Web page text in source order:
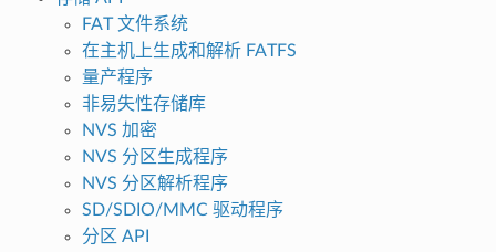
FAT 文件系统
在主机上生成和解析 FATFS
量产程序
非易失性存储库
NVS 加密
NVS 分区生成程序
NVS 分区解析程序
SD/SDIO/MMC 驱动程序
分区 API